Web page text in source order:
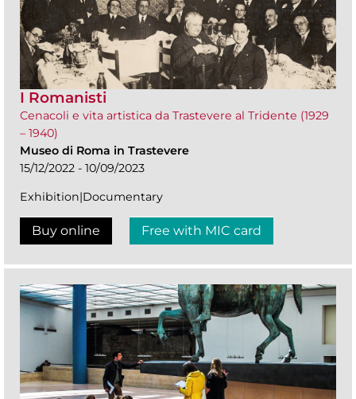
I Romanisti
Cenacoli e vita artistica da Trastevere al Tridente (1929
– 1940)
Museo di Roma in Trastevere
15/12/2022 - 10/09/2023
Exhibition|Documentary
Buy online Free with MIC card